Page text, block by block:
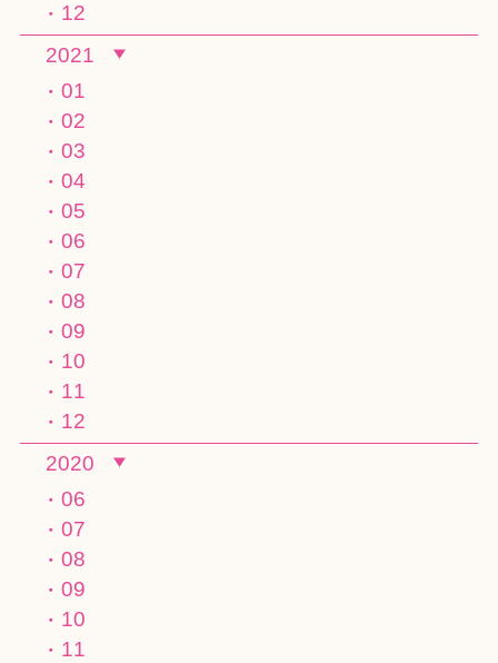
12
2021
01
02
03
04
05
06
07
08
09
10
11
12
2020
06
07
08
09
10
11